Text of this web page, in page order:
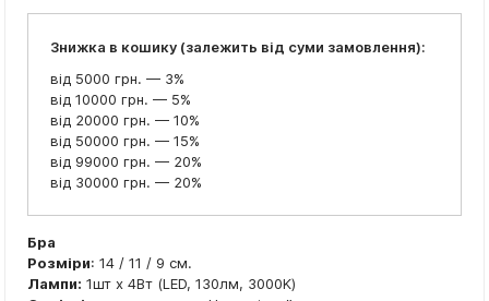
Знижка в кошику (залежить від суми замовлення):
від 5000 грн. — 3%
від 10000 грн. — 5%
від 20000 грн. — 10%
від 50000 грн. — 15%
від 99000 грн. — 20%
від 30000 грн. — 20%
Бра
Розміри: 14 / 11 / 9 см.
Лампи: 1шт x 4Вт (LED, 130лм, 3000K)